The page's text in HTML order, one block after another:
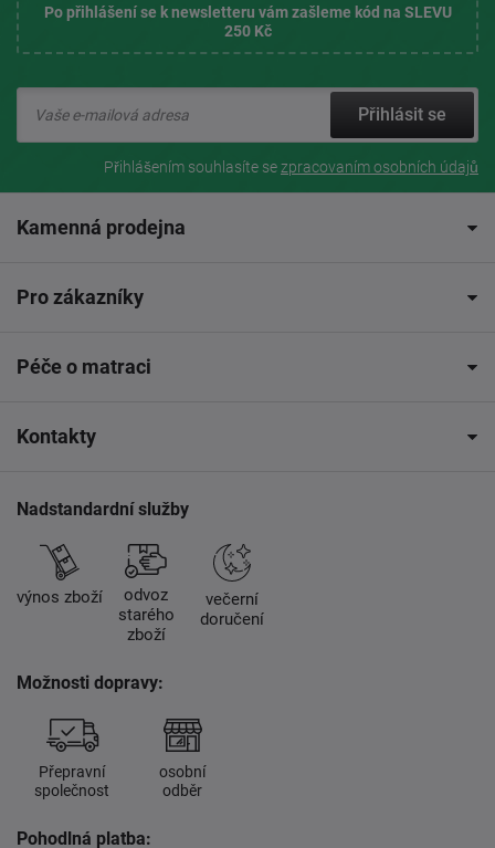
Po přihlášení se k newsletteru vám zašleme kód na SLEVU
250 Kč
Přihlásit se
Přihlášením souhlasíte sezpracovaním osobních údajů
Kamenná prodejna
Pro zákazníky
Péče o matraci
Kontakty
Nadstandardní služby
výnos zboží
odvoz
starého
zboží
večerní
doručení
Možnosti dopravy:
Přepravní
společnost
osobní
odběr
Pohodlná platba: